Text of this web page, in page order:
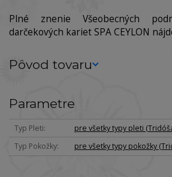
Plné znenie Všeobecných
darčekových kariet SPA CEYLON
Pôvod tovaru
Parametre
Typ Pleti
pre všetky typy pleti
Typ Pokožky
pre všetky typy pokožky